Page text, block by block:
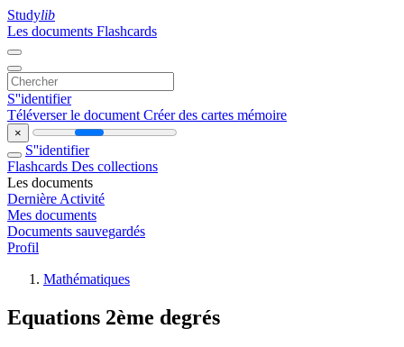
Studylib
Les documents Flashcards
S''identifier
Téléverser le document Créer des cartes mémoire
×
S''identifier
Flashcards Des collections
Les documents
Dernière Activité
Mes documents
Documents sauvegardés
Profil
Mathématiques
Equations 2ème degrés